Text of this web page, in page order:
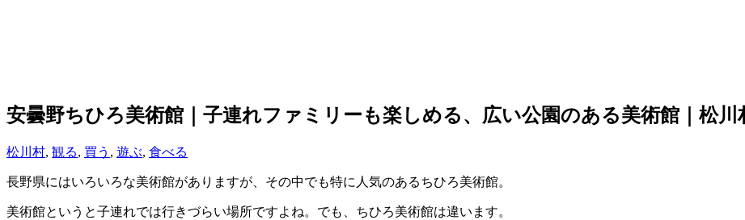
安曇野ちひろ美術館｜子連れファミリーも楽しめる、広い公園のある美術館｜松川
松川村, 観る, 買う , 遊ぶ, 食べる
長野県にはいろいろな美術館がありますが、その中でも特に人気のあるちひろ美術館。
美術館というと子連れでは行きづらい場所ですよね。でも、ちひろ美術館は違います。